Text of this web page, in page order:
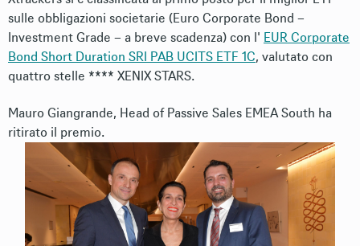
sulle obbligazioni societarie (Euro Corporate Bond –
Investment Grade – a breve scadenza) con l' EUR Corporate
Bond Short Duration SRI PAB UCITS ETF 1C, valutato con
quattro stelle **** XENIX STARS.
Mauro Giangrande, Head of Passive Sales EMEA South ha
ritirato il premio.